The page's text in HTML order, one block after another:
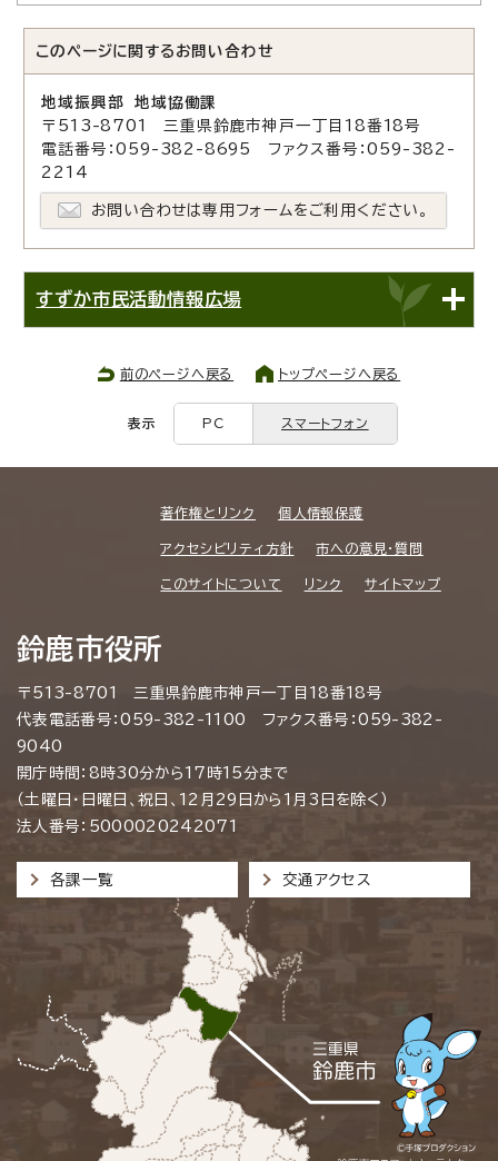
このページに関する お問い合わせ
地域振興部 地域協働課
〒513-8701 三重県鈴鹿市神戸一丁目18番18号
電話番号：059-382-8695 ファクス番号：059-382-
2214
お問い合わせは専用フォームをご利用ください。
すずか市民活動情報広場
前のページへ戻る トップページへ戻る
表示 PC スマートフォン
著作権とリンク 個人情報保護
アクセシビリティ方針 市への意見・質問
このサイトについて リンク サイトマップ
鈴鹿市役所
〒513-8701 三重県鈴鹿市神戸一丁目18番18号
代表電話番号：059-382-1100 ファクス番号：059-382-
9040
開庁時間：8時30分から17時15分まで
（土曜日・日曜日、祝日、12月29日から1月3日を除く）
法人番号：5000020242071
各課一覧 交通アクセス